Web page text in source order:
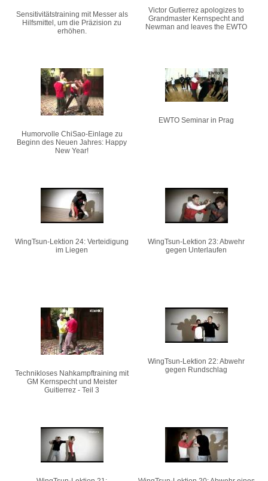
Sensitivitätstraining mit Messer als
Hilfsmittel, um die Präzision zu
erhöhen.
Victor Gutierrez apologizes to
Grandmaster Kernspecht and
Newman and leaves the EWTO
Humorvolle ChiSao-Einlage zu
Beginn des Neuen Jahres: Happy
New Year!
EWTO Seminar in Prag
WingTsun-Lektion 24: Verteidigung
im Liegen
WingTsun-Lektion 23: Abwehr
gegen Unterlaufen
Technikloses Nahkampftraining mit
GM Kernspecht und Meister
Guitierrez - Teil 3
WingTsun-Lektion 22: Abwehr
gegen Rundschlag